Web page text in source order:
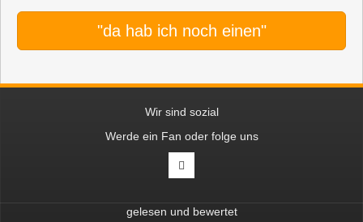
"da hab ich noch einen"
Wir sind sozial
Werde ein Fan oder folge uns
gelesen und bewertet